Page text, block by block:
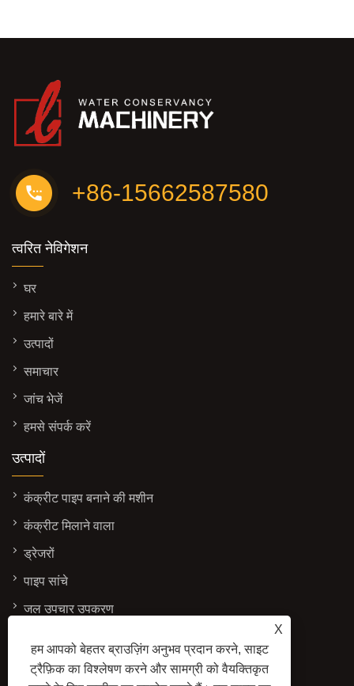
X
हम आपको बेहतर ब्राउज़िंग अनुभव प्रदान करने, साइट
ट्रैफ़िक का विश्लेषण करने और सामग्री को वैयक्तिकृत
+86-15662587580
त्वरित नेविगेशन
घर
हमारे बारे में
उत्पादों
समाचार
जांच भेजें
हमसे संपर्क करें
उत्पादों
कंक्रीट पाइप बनाने की मशीन
कंक्रीट मिलाने वाला
ड्रेजरों
पाइप सांचे
जल उपचार उपकरण
पता: नंबर 3337, यादोंग स्ट्रीट के पश्चिम, आर्थिक